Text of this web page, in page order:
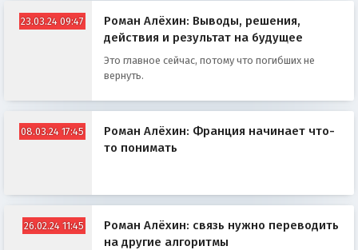
23.03.24 09:47
Роман Алёхин: Выводы, решения,
действия и результат на будущее
Это главное сейчас, потому что погибших не
вернуть.
08.03.24 17:45
Роман Алёхин: Франция начинает что-
то понимать
26.02.24 11:45
Роман Алёхин: связь нужно переводить
на другие алгоритмы